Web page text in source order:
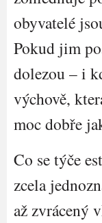
obyvatelé
Pokud jim
dolezou – i
výchově,
moc dobře
Co se týče
zcela
až zvrácený